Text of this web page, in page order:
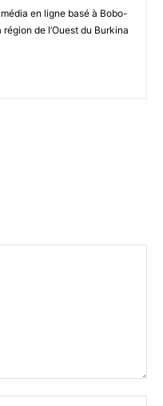
en ligne basé à Bobo-
de l’Ouest du Burkina